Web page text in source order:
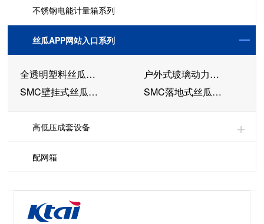
不锈钢电能计量箱系列
丝瓜APP网站入口系列
全透明塑料丝瓜APP网站入口
户外式玻璃动力箱、分支箱
SMC壁挂式丝瓜APP网站入口
SMC落地式丝瓜APP网站入口
高低压成套设备
配网箱